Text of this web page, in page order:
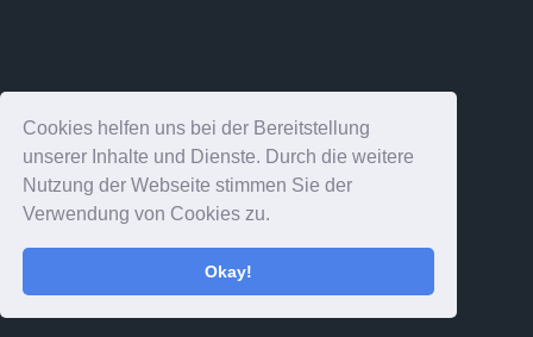
Cookies helfen uns bei der Bereitstellung
unserer Inhalte und Dienste. Durch die weitere
Nutzung der Webseite stimmen Sie der
Verwendung von Cookies zu.
Okay!